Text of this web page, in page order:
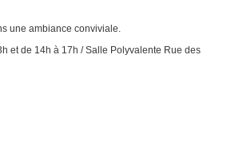
une ambiance conviviale.
et de 14h à 17h / Salle Polyvalente Rue des